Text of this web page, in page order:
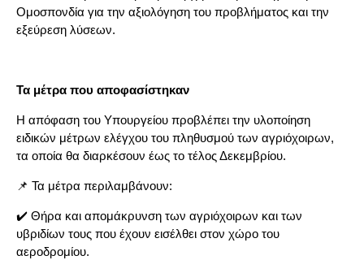
Ομοσπονδία για την αξιολόγηση του προβλήματος και την
εξεύρεση λύσεων.
Τα μέτρα που αποφασίστηκαν
Η απόφαση του Υπουργείου προβλέπει την υλοποίηση
ειδικών μέτρων ελέγχου του πληθυσμού των αγριόχοιρων,
τα οποία θα διαρκέσουν έως το τέλος Δεκεμβρίου.
📌 Τα μέτρα περιλαμβάνουν:
✔️ Θήρα και απομάκρυνση των αγριόχοιρων και των
υβριδίων τους που έχουν εισέλθει στον χώρο του
αεροδρομίου.